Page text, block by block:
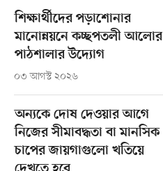
শিক্ষার্থীদের পড়াশোনার
মানোন্নয়নে কচ্ছপতলী আলোর
পাঠশালার উদ্যোগ
০৩ আগস্ট ২০২৬
অন্যকে দোষ দেওয়ার আগে
নিজের সীমাবদ্ধতা বা মানসিক
চাপের জায়গাগুলো খতিয়ে